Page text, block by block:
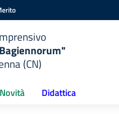
(CN)
Novità Didattica